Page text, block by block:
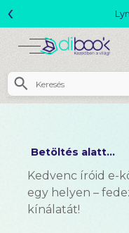
‹
Betöltés alatt...
Kedvenc íróid e-
egy helyen –
kínálatát!